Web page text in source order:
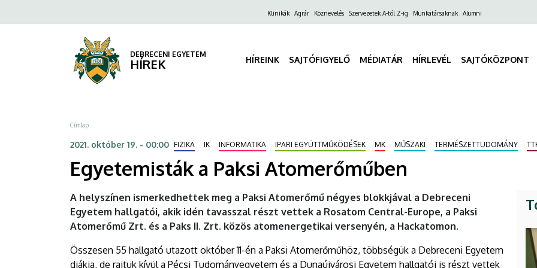
Atomerőműben
DEBRECENI
EGYETEM
a
FelsőKlinikák Agrár Köznevelés Szervezetek A-tól Z-ig Munkatársaknak Alumni
DEBRECENI EGYETEM
HÍREK HÍREINK SAJTÓFIGYELŐ MÉDIATÁR HÍRLEVÉL SAJTÓKÖZPONT
Morzsa
Címlap
2021. október 19. - 00:00 FIZIKA IK INFORMATIKA IPARI EGYÜTTMŰKÖDÉSEK MK MŰSZAKI TERMÉSZETTUDOMÁNY
Egyetemisták a Paksi Atomerőműben
A helyszínen ismerkedhettek meg a Paksi Atomerőmű négyes blokkjával a Debreceni
Egyetem hallgatói, akik idén tavasszal részt vettek a Rosatom Central-Europe, a Paksi
Atomerőmű Zrt. és a Paks II. Zrt. közös atomenergetikai versenyén, a Hackatomon.
Összesen 55 hallgató utazott október 11-én a Paksi Atomerőműhöz, többségük a Debreceni Egyetem
diákja, de rajtuk kívül a Pécsi Tudományegyetem és a Dunaújvárosi Egyetem hallgatói is részt vettek